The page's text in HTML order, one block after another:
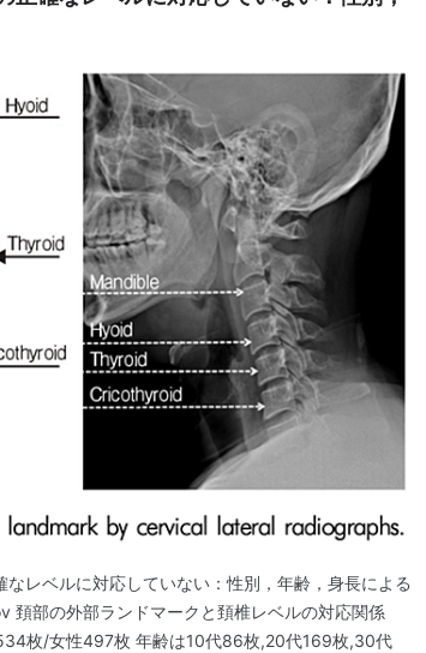
なレベルに対応していない：性別，年齢，身長による
部の外部ランドマークと頚椎レベルの対応関係
枚/女性497枚 年齢は10代86枚,20代169枚,30代